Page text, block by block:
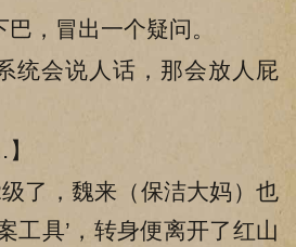
，冒出一个疑问。
会说人话，那会放人屁
，魏来（保洁大妈）也
工具’，转身便离开了红山